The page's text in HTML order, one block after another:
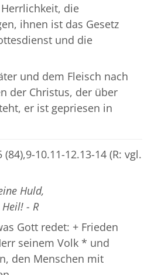
die
ihnen ist das Gesetz
und die
und dem Fleisch nach
der Christus, der über
er ist gepriesen in
(84),9-10.11-12.13-14 (R: vgl.
Huld,
- R
Gott redet: + Frieden
seinem Volk * und
den Menschen mit